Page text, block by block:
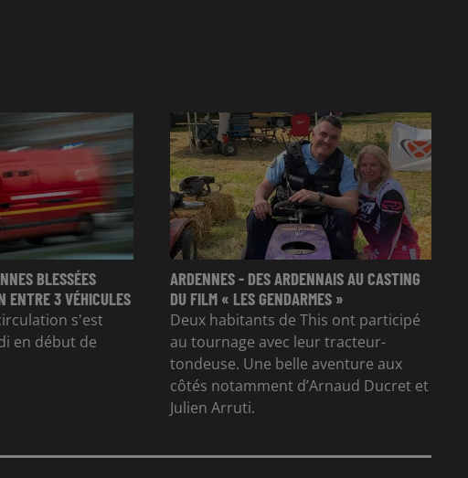
BLESSÉES
ENTRE 3 VÉHICULES
s'est
en début de
ARDENNES - DES ARDENNAIS AU CASTING
DU FILM « LES GENDARMES »
Deux habitants de This ont participé
au tournage avec leur tracteur-
tondeuse. Une belle aventure aux
côtés notamment d’Arnaud Ducret et
Julien Arruti.